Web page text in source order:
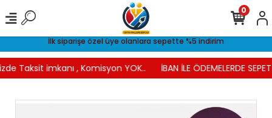
İlk siparişe özel üye olanlara sepette %5 indirim
Taksit imkanı , Komisyon YOK.. İBAN İLE ÖDEMELERDE
0